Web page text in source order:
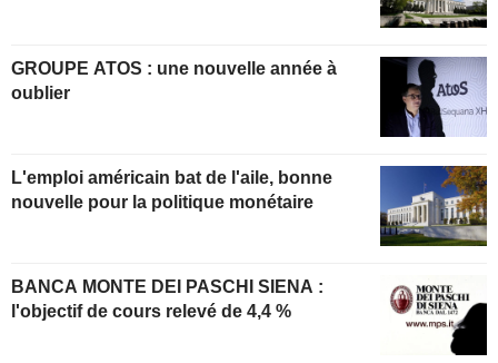
GROUPE ATOS : une nouvelle année à
oublier
L'emploi américain bat de l'aile, bonne
nouvelle pour la politique monétaire
BANCA MONTE DEI PASCHI SIENA :
l'objectif de cours relevé de 4,4 %